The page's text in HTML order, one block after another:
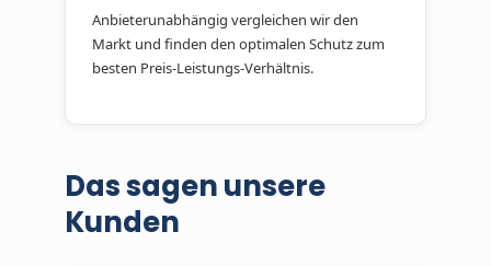
Anbieterunabhängig vergleichen wir den
Markt und finden den optimalen Schutz zum
besten Preis-Leistungs-Verhältnis.
Das sagen unsere
Kunden